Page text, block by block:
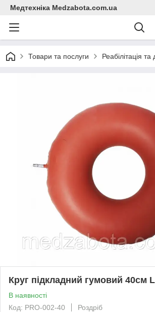
Медтехніка Medzabota.com.ua
Товари та послуги Реабілітація
Круг підкладний гумовий 40см
В наявності
Код: PRO-002-40
Роздріб